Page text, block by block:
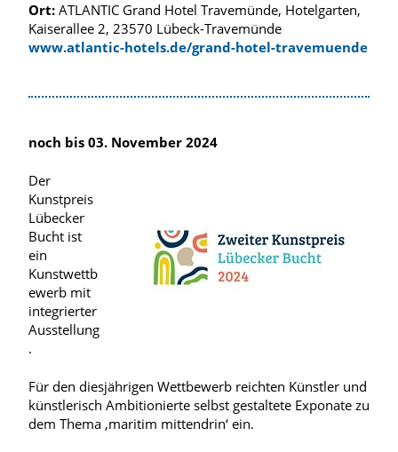
Ort: ATLANTIC Grand Hotel Travemünde, Hotelgarten,
Kaiserallee 2, 23570 Lübeck-Travemünde
www.atlantic-hotels.de/grand-hotel-travemuende
noch bis 03. November 2024
Der
Kunstpreis
Lübecker
Bucht ist
ein
Kunstwettb
ewerb mit
integrierter
Ausstellung
.
Für den diesjährigen Wettbewerb reichten Künstler und
künstlerisch Ambitionierte selbst gestaltete Exponate zu
dem Thema ‚maritim mittendrin‘ ein.